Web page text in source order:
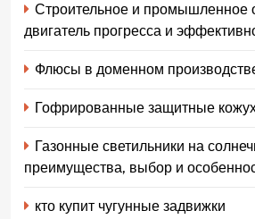
Строительное и промышленное
двигатель прогресса и
Флюсы в доменном
Гофрированные защитные
Газонные светильники на
преимущества, выбор и
кто купит чугунные задвижки